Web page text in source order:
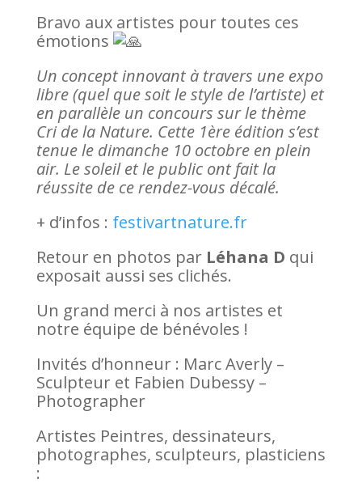
Bravo aux artistes pour toutes ces
émotions
Un concept innovant à travers une expo
libre (quel que soit le style de l’artiste) et
en parallèle un concours sur le thème
Cri de la Nature. Cette 1ère édition s’est
tenue le dimanche 10 octobre en plein
air. Le soleil et le public ont fait la
réussite de ce rendez-vous décalé.
+ d’infos : festivartnature.fr
Retour en photos par Léhana D qui
exposait aussi ses clichés.
Un grand merci à nos artistes et
notre équipe de bénévoles !
Invités d’honneur : Marc Averly –
Sculpteur et Fabien Dubessy –
Photographer
Artistes Peintres, dessinateurs,
photographes, sculpteurs, plasticiens
: